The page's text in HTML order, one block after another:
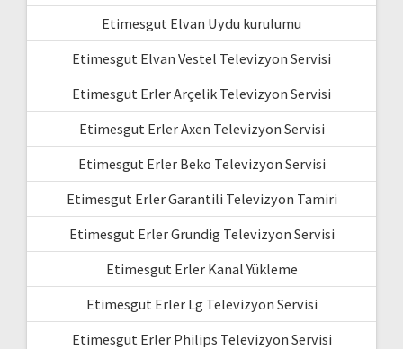
Etimesgut Elvan Uydu kurulumu
Etimesgut Elvan Vestel Televizyon Servisi
Etimesgut Erler Arçelik Televizyon Servisi
Etimesgut Erler Axen Televizyon Servisi
Etimesgut Erler Beko Televizyon Servisi
Etimesgut Erler Garantili Televizyon Tamiri
Etimesgut Erler Grundig Televizyon Servisi
Etimesgut Erler Kanal Yükleme
Etimesgut Erler Lg Televizyon Servisi
Etimesgut Erler Philips Televizyon Servisi